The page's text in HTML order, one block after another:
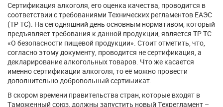
Сертификация алкоголя, его оценка качества, проводится в
соответствии с требованиями Технических регламентов ЕАЭС
(ТР ТС). На сегодняшний день основным нормативом, который
предъявляет требования к данной продукции, является ТР ТС
«О безопасности пищевой продукции». Стоит отметить, что,
согласно этому документу, проводится не сертификация, а
декларирование алкогольных товаров. Что же касается
именно сертификации алкоголя, то её можно провести
дополнительно добровольный сертиыикат.
В скором времени правительства стран, которые входят в
Таможенный союз, должны запустить новый Техрегламент –